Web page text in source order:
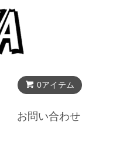
0アイテム
お問い合わせ